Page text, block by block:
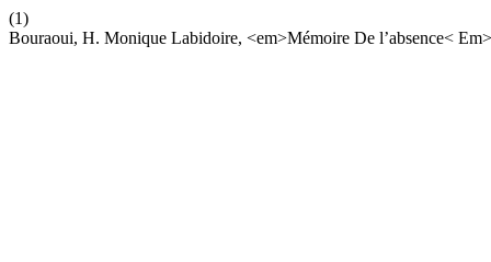
(1)
Bouraoui, H. Monique Labidoire, <em>Mémoire De l’absence<